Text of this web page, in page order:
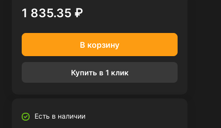
1 835.35 ₽
В корзину
Купить в 1 клик
Есть в наличии